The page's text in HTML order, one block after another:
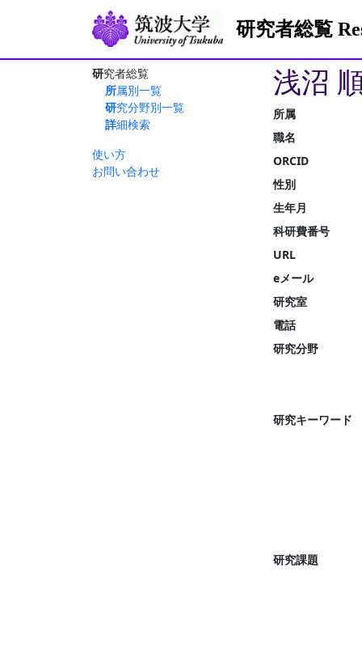
研究者総覧
研究者総覧
所属別一覧
研究分野別一覧
詳細検索
使い方
お問い合わせ
浅沼
所属
職名
ORCID
性別
生年月
科研費番号
URL
eメール
研究室
電話
研究分野
研究キーワード
研究課題